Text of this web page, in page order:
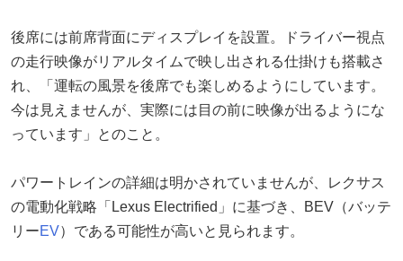
後席には前席背面にディスプレイを設置。ドライバー視点
の走行映像がリアルタイムで映し出される仕掛けも搭載さ
れ、「運転の風景を後席でも楽しめるようにしています。
今は見えませんが、実際には目の前に映像が出るようにな
っています」とのこと。
パワートレインの詳細は明かされていませんが、レクサス
の電動化戦略「Lexus Electrified」に基づき、BEV（バッテ
リーEV）である可能性が高いと見られます。